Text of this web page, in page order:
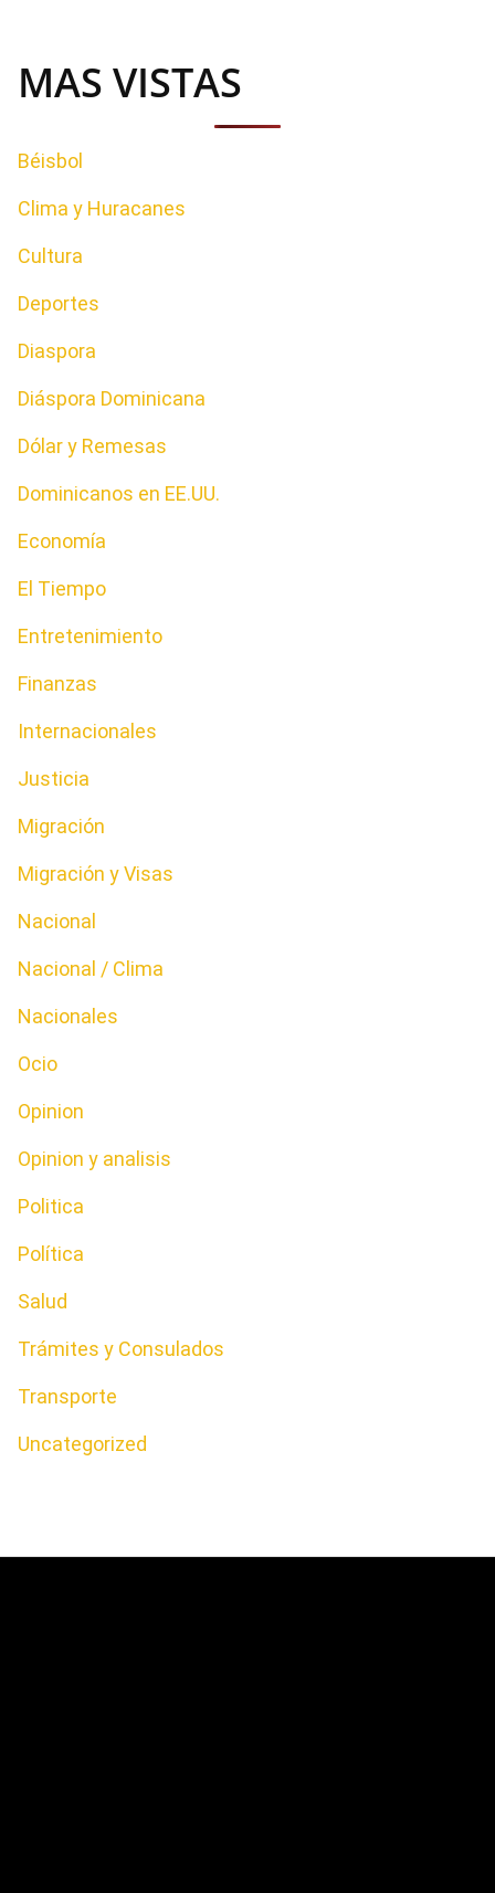
MAS VISTAS
Béisbol
Clima y Huracanes
Cultura
Deportes
Diaspora
Diáspora Dominicana
Dólar y Remesas
Dominicanos en EE.UU.
Economía
El Tiempo
Entretenimiento
Finanzas
Internacionales
Justicia
Migración
Migración y Visas
Nacional
Nacional / Clima
Nacionales
Ocio
Opinion
Opinion y analisis
Politica
Política
Salud
Trámites y Consulados
Transporte
Uncategorized